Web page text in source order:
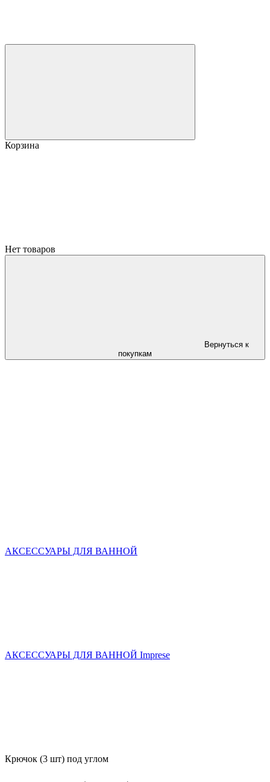
Корзина
Нет товаров
Вернуться к
покупкам
АКСЕССУАРЫ ДЛЯ ВАННОЙ
АКСЕССУАРЫ ДЛЯ ВАННОЙ Imprese
Крючок (3 шт) под углом